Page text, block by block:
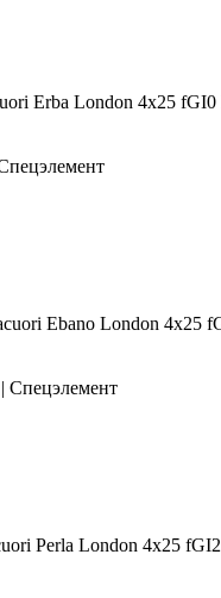
Erba London 4x25 fGI0
Ebano London 4x25
Спецэлемент
Perla London 4x25 fGI2